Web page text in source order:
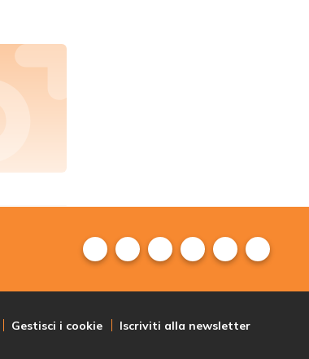
Gestisci i cookie Iscriviti alla newsletter